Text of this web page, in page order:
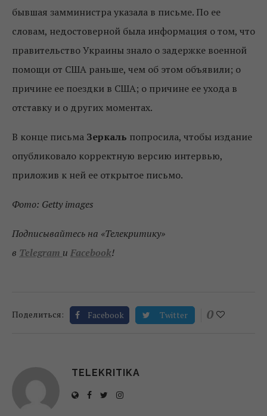
бывшая замминистра указала в письме. По ее
словам, недостоверной была информация о том, что
правительство Украины знало о задержке военной
помощи от США раньше, чем об этом объявили; о
причине ее поездки в США; о причине ее ухода в
отставку и о других моментах.
В конце письма Зеркаль попросила, чтобы издание
опубликовало корректную версию интервью,
приложив к ней ее открытое письмо.
Фото: Getty images
Подписывайтесь на «Телекритику»
в Telegram и Facebook!
Поделиться: Facebook Twitter 0
TELEKRITIKA